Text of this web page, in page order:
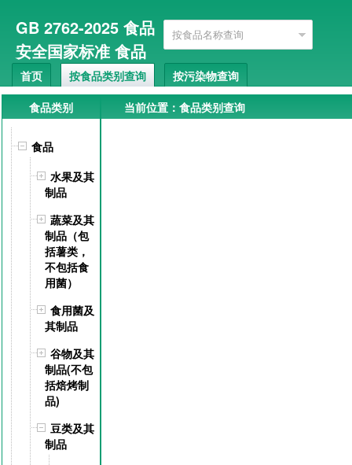
GB 2762-2025 食品
安全国家标准 食品
中污染物限量 (即将
实施) 搜索 高级搜索
首页 按食品类别查询 按污染物查询
GB 2762-2022 GB 2762-2017
食品类别
食品
水果及其
制品
蔬菜及其
制品（包
括薯类，
不包括食
用菌）
食用菌及
其制品
谷物及其
制品(不包
括焙烤制
品)
豆类及其
制品
当前位置：食品类别查询